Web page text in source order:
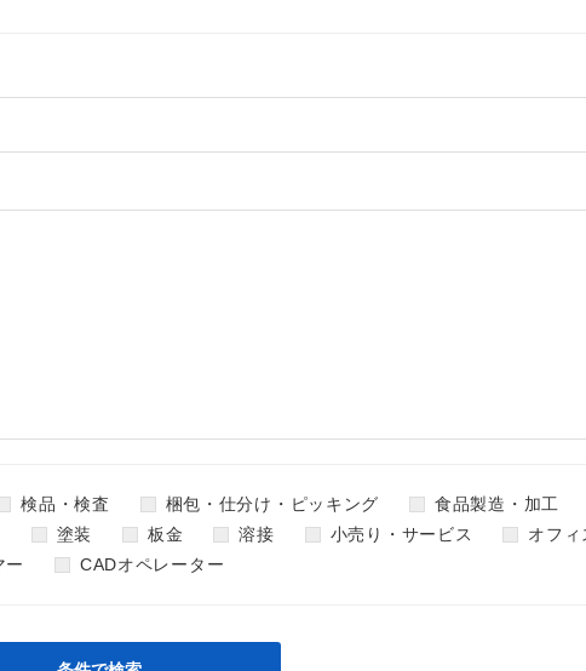
検品・検査 梱包・仕分け・ピッキング 食品製造・加工
塗装 板金 溶接 小売り・サービス
オフィ
ー CADオペレーター